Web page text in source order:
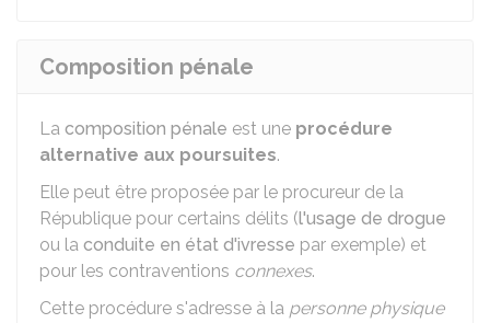
Composition pénale
La composition pénale est une procédure
alternative aux poursuites.
Elle peut être proposée par le procureur de la
République pour certains délits (l'usage de drogue
ou la conduite en état d'ivresse par exemple) et
pour les contraventions connexes.
Cette procédure s'adresse à la personne physique